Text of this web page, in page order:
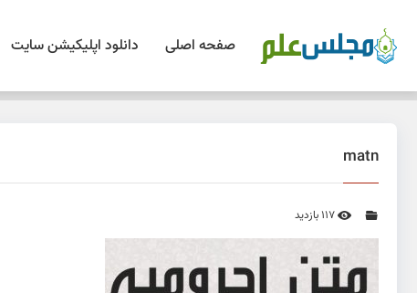
صفحه اصلی دانلود اپلیکیشن سایت
matn